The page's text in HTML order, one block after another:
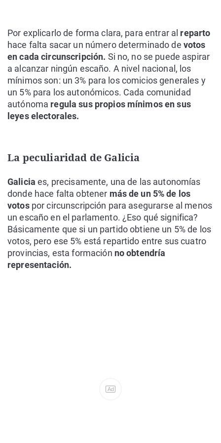
Por explicarlo de forma clara, para entrar al reparto
hace falta sacar un número determinado de votos
en cada circunscripción. Si no, no se puede aspirar
a alcanzar ningún escaño. A nivel nacional, los
mínimos son: un 3% para los comicios generales y
un 5% para los autonómicos. Cada comunidad
autónoma regula sus propios mínimos en sus
leyes electorales.
La peculiaridad de Galicia
Galiciaes, precisamente, una de las autonomías
donde hace falta obtener más de un 5% de los
votos por circunscripción para asegurarse al menos
un escaño en el parlamento. ¿Eso qué significa?
Básicamente que si un partido obtiene un 5% de los
votos, pero ese 5% está repartido entre sus cuatro
provincias, esta formación no obtendría
representación.
Ad